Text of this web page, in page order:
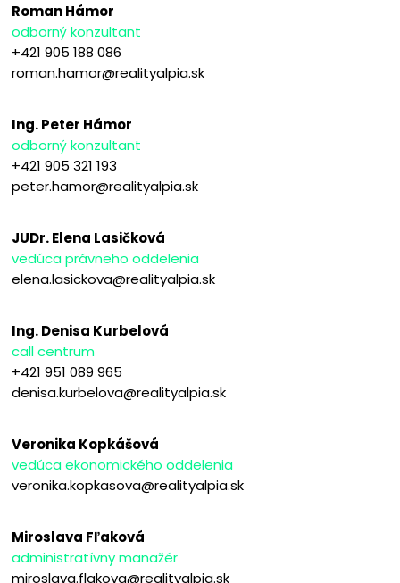
Roman Hámor
odborný konzultant
+421 905 188 086
roman.hamor@realityalpia.sk
Ing. Peter Hámor
odborný konzultant
+421 905 321 193
peter.hamor@realityalpia.sk
JUDr. Elena Lasičková
vedúca právneho oddelenia
elena.lasickova@realityalpia.sk
Ing. Denisa Kurbelová
call centrum
+421 951 089 965
denisa.kurbelova@realityalpia.sk
Veronika Kopkášová
vedúca ekonomického oddelenia
veronika.kopkasova@realityalpia.sk
Miroslava Fľaková
administratívny manažér
miroslava.flakova@realityalpia.sk